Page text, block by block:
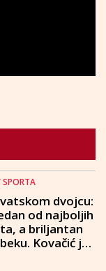
SPORTA
dvojcu:
od najboljih
a briljantan
Kovačić je